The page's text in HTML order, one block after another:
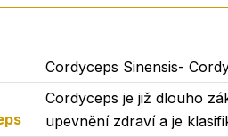
Cordyceps Sinensis-
Cordyceps je již dlouho
upevnění zdraví a je